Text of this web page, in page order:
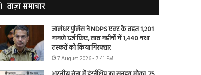
ताज़ा समाचार
जालंधर पुलिस ने NDPS एक्ट के तहत 1,201
मामले दर्ज किए, सात महीनों में 1,440 नशा
तस्करों को किया गिरफ्तार
7 August 2026 - 7:41 PM